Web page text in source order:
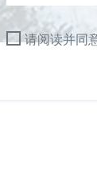
请阅读并同